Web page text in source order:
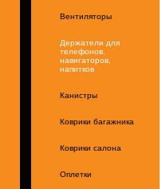
Вентиляторы
Держатели для
телефонов,
навигаторов,
напитков
Канистры
Коврики багажника
Коврики салона
Оплетки